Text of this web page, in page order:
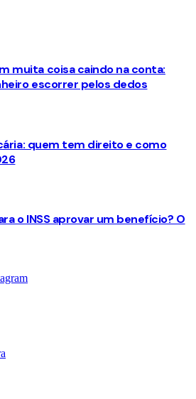
muita coisa caindo na conta:
escorrer pelos dedos
quem tem direito e como
o INSS aprovar um benefício? O